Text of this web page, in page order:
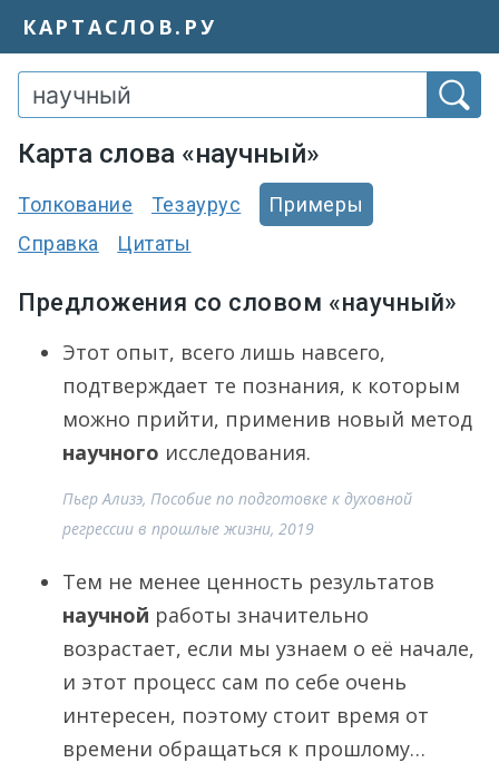
КАРТАСЛОВ.РУ
Карта слова «научный»
Толкование Тезаурус
Примеры
Справка
Цитаты
Предложения со словом «научный»
Этот опыт, всего лишь навсего,
подтверждает те познания, к которым
можно прийти, применив новый метод
научного исследования.
Пьер Ализэ, Пособие по подготовке к духовной
регрессии в прошлые жизни, 2019
Тем не менее ценность результатов
научной работы значительно
возрастает, если мы узнаем о её начале,
и этот процесс сам по себе очень
интересен, поэтому стоит время от
времени обращаться к прошлому…